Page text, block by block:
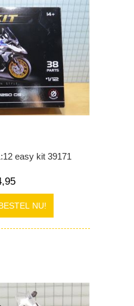
easy kit 39171